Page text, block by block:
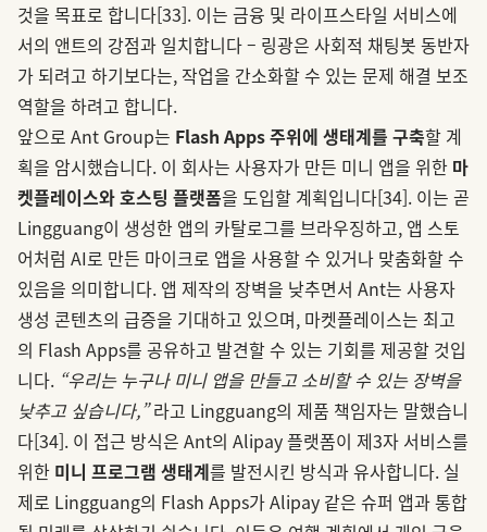
것을 목표로 합니다[33]. 이는 금융 및 라이프스타일 서비스에
서의 앤트의 강점과 일치합니다 – 링광은 사회적 채팅봇 동반자
가 되려고 하기보다는, 작업을 간소화할 수 있는 문제 해결 보조
역할을 하려고 합니다.
앞으로 Ant Group는 Flash Apps 주위에 생태계를 구축할 계
획을 암시했습니다. 이 회사는 사용자가 만든 미니 앱을 위한 마
켓플레이스와 호스팅 플랫폼을 도입할 계획입니다[34]. 이는 곧
Lingguang이 생성한 앱의 카탈로그를 브라우징하고, 앱 스토
어처럼 AI로 만든 마이크로 앱을 사용할 수 있거나 맞춤화할 수
있음을 의미합니다. 앱 제작의 장벽을 낮추면서 Ant는 사용자
생성 콘텐츠의 급증을 기대하고 있으며, 마켓플레이스는 최고
의 Flash Apps를 공유하고 발견할 수 있는 기회를 제공할 것입
니다. “우리는 누구나 미니 앱을 만들고 소비할 수 있는 장벽을
낮추고 싶습니다,”라고 Lingguang의 제품 책임자는 말했습니
다[34]. 이 접근 방식은 Ant의 Alipay 플랫폼이 제3자 서비스를
위한 미니 프로그램 생태계를 발전시킨 방식과 유사합니다. 실
제로 Lingguang의 Flash Apps가 Alipay 같은 슈퍼 앱과 통합